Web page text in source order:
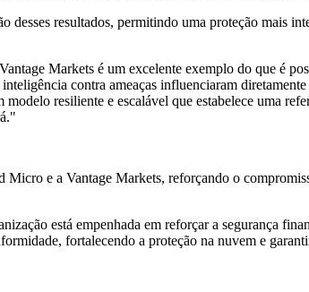
resultados, permitindo uma proteção mais
Markets é um excelente exemplo do que é
contra ameaças influenciaram
resiliente e escalável que estabelece uma
e a Vantage Markets, reforçando o
está empenhada em reforçar a segurança
fortalecendo a proteção na nuvem e